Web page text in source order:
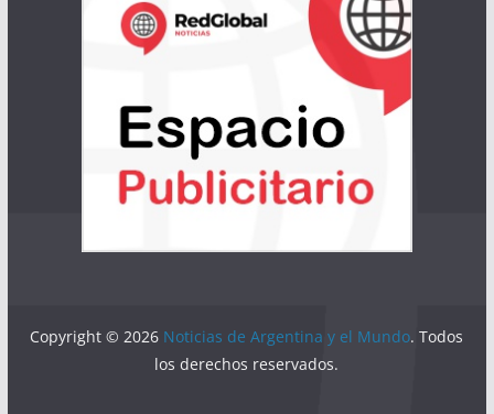
Copyright © 2026 Noticias de Argentina y el Mundo. Todos
los derechos reservados.